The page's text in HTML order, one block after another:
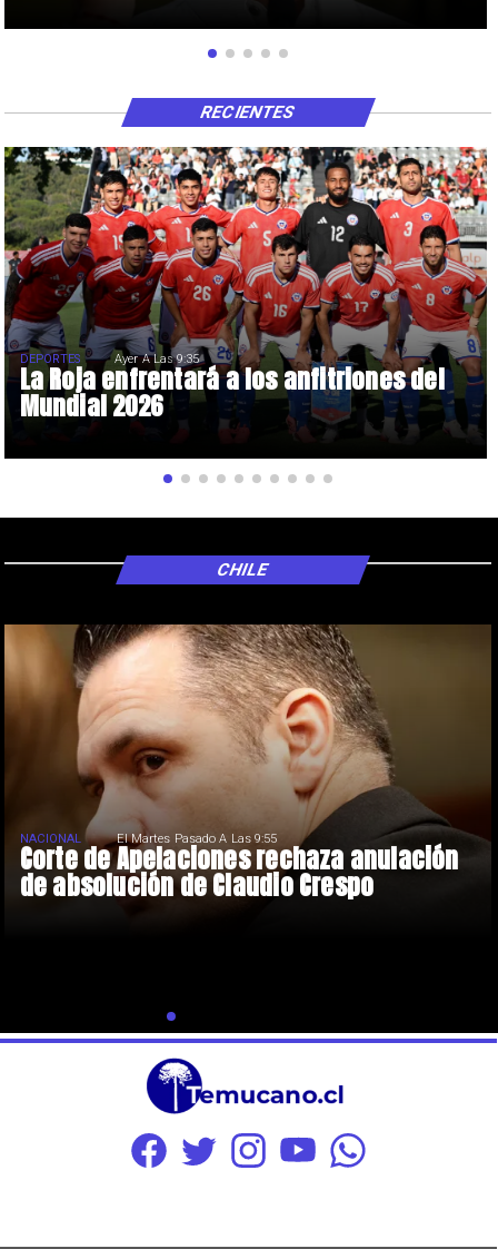
La Roja enfrentará a los anfitriones del
Mundial 2026
DEPORTES Ayer A Las 9:35
RECIENTES
Corte de Apelaciones rechaza anulación
de absolución de Claudio Crespo
NACIONAL El Martes Pasado A Las 9:55
CHILE